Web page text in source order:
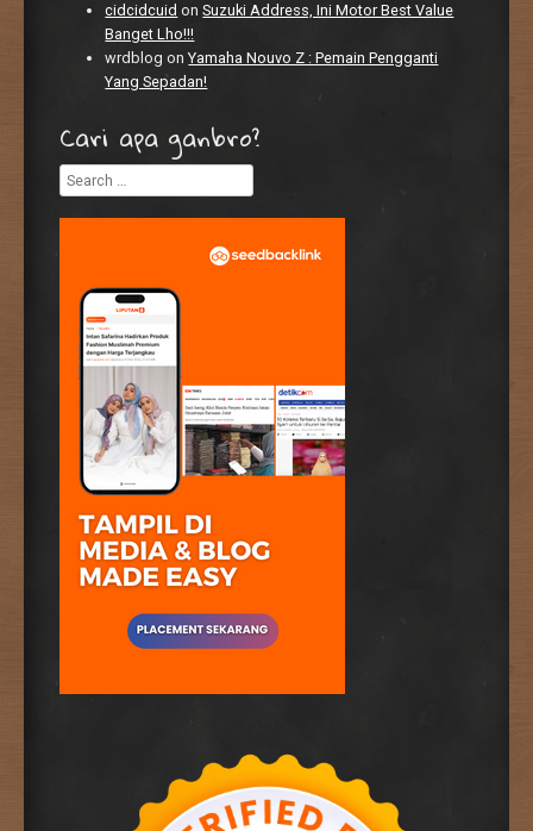
cidcidcuid onSuzuki Address, Ini Motor Best Value
Banget Lho!!!
wrdblog onYamaha Nouvo Z : Pemain Pengganti
Yang Sepadan!
Cari apa ganbro?
Search